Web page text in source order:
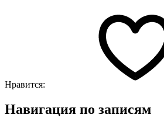
Нравится:
Навигация по записям